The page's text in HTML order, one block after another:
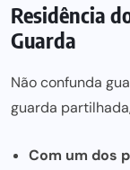
Residência
Guarda
Não confunda
guarda
Com um dos